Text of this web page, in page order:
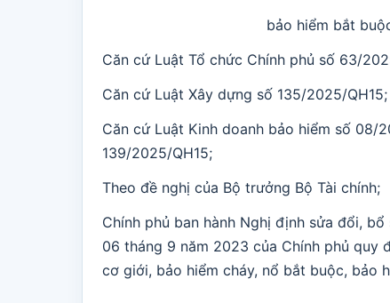
bảo hiểm bắt
Căn cứ Luật Tổ chức Chính phủ số 63/
Căn cứ Luật Xây dựng số 135/2025/QH15;
Căn cứ Luật Kinh doanh bảo hiểm số
139/2025/QH15;
Theo đề nghị của Bộ trưởng Bộ Tài chính;
Chính phủ ban hành Nghị định sửa đổi,
06 tháng 9 năm 2023 của Chính phủ quy
cơ giới, bảo hiểm cháy, nổ bắt buộc, bảo